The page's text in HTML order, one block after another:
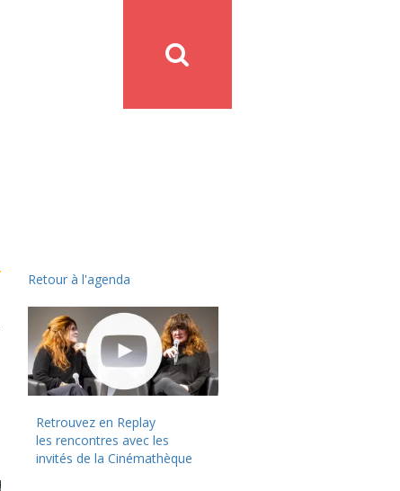
Retour à l'agenda
Retrouvez en Replay
les rencontres avec les
invités de la Cinémathèque